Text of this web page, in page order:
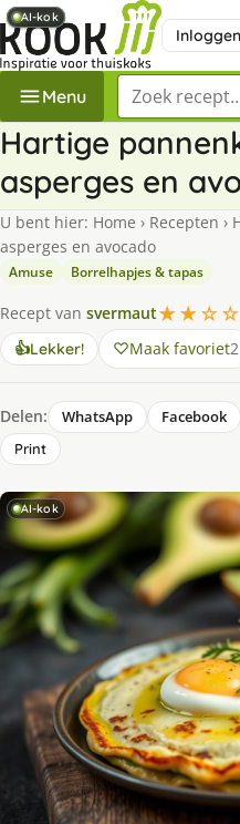
Inloggen
Menu Zoek een recept
Hartige
asperges en
U bent hier: Home › Recepten ›
asperges en avocado
Amuse Borrelhapjes & tapas
Recept van svermaut
👍Lekker! Maak favoriet2
Delen: WhatsApp Facebook
Print
AI-kok
AI-kok
AI-kok
AI-kok